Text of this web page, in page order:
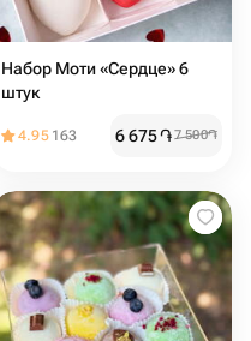
Набор Моти «Сердце» 6
штук
4.95 163 6 675֏7 500֏